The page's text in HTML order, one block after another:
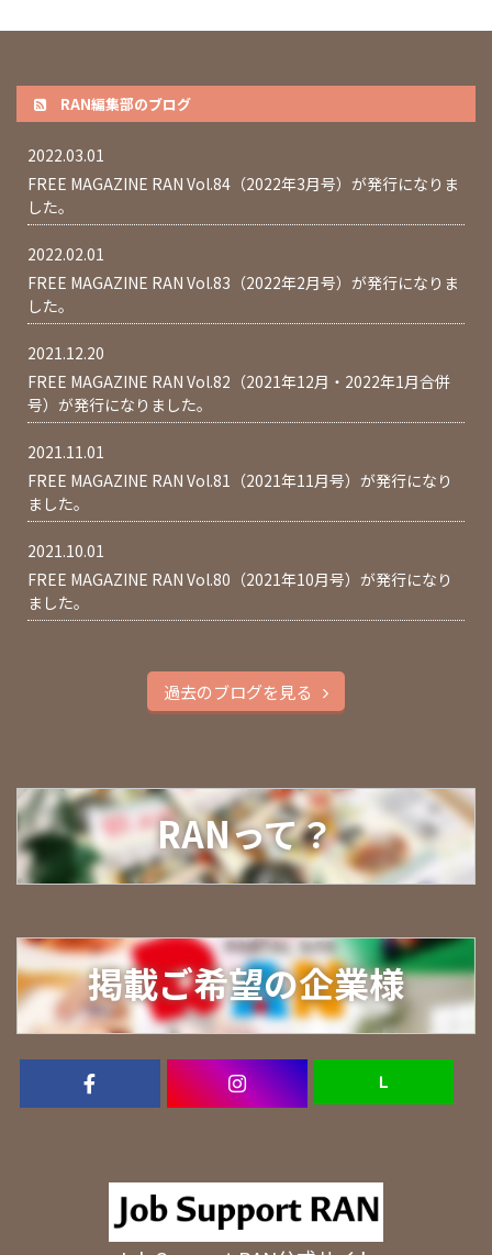
RAN編集部のブログ
2022.03.01
FREE MAGAZINE RAN Vol.84（2022年3月号）が発行になりま
した。
2022.02.01
FREE MAGAZINE RAN Vol.83（2022年2月号）が発行になりま
した。
2021.12.20
FREE MAGAZINE RAN Vol.82（2021年12月・2022年1月合併
号）が発行になりました。
2021.11.01
FREE MAGAZINE RAN Vol.81（2021年11月号）が発行になり
ました。
2021.10.01
FREE MAGAZINE RAN Vol.80（2021年10月号）が発行になり
ました。
過去のブログを見る
RANって？
掲載ご希望の企業様
Ｌ